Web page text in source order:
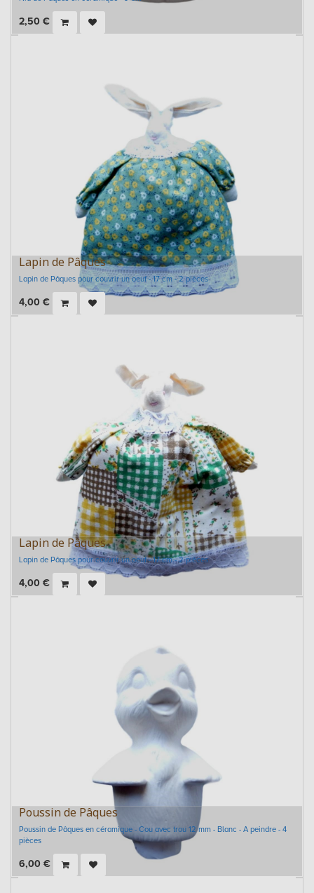
2,50 €
Lapin de Pâques
Lapin de Pâques pour couvrir un oeuf - 17 cm - 2 pièces
4,00 €
Lapin de Pâques
Lapin de Pâques pour couvrir un oeuf - 17 cm - 2 pièces
4,00 €
Poussin de Pâques
Poussin de Pâques en céramique - Cou avec trou 12 mm - Blanc - A peindre - 4
pièces
6,00 €